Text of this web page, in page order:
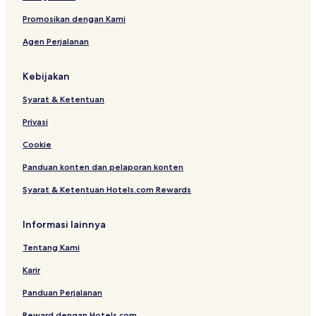
s
a
a
n
u
n
g
i
a
l
i
a
b
u
l
l
h
m
n
n
h
Promosikan dengan Kami
Agen Perjalanan
Kebijakan
Syarat & Ketentuan
Privasi
Cookie
Panduan konten dan pelaporan konten
Syarat & Ketentuan Hotels.com Rewards
Informasi lainnya
Tentang Kami
Karir
Panduan Perjalanan